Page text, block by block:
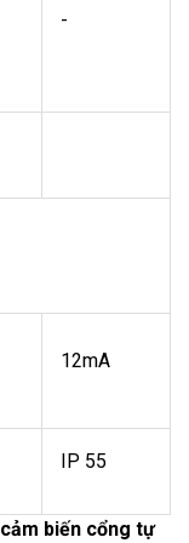
-
12mA
IP 55
cảm biến cổng tự